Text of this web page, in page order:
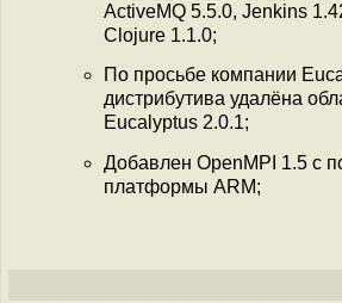
ActiveMQ 5.5.0, Jenkins
Clojure 1.1.0;
По просьбе компании
дистрибутива удалёна
Eucalyptus 2.0.1;
Добавлен OpenMPI 1.5 с
платформы ARM;